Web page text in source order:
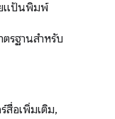
แป้นพิมพ์
รฐานสำหรับ
สื่อเพิ่มเติม,